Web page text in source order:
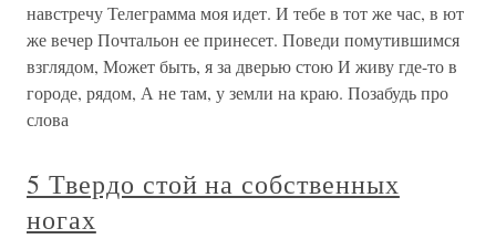
навстречу Телеграмма моя идет. И тебе в тот же час, в ют
же вечер Почтальон ее принесет. Поведи помутившимся
взглядом, Может быть, я за дверью стою И живу где-то в
городе, рядом, А не там, у земли на краю. Позабудь про
слова
5 Твердо стой на собственных
ногах